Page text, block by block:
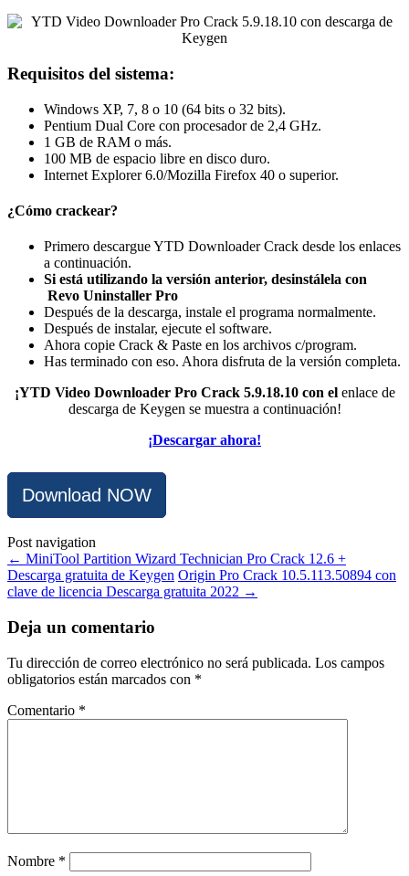
Requisitos del sistema:
Windows XP, 7, 8 o 10 (64 bits o 32 bits).
Pentium Dual Core con procesador de 2,4 GHz.
1 GB de RAM o más.
100 MB de espacio libre en disco duro.
Internet Explorer 6.0/Mozilla Firefox 40 o superior.
¿Cómo crackear?
Primero descargue YTD Downloader Crack desde los enlaces
a continuación.
Si está utilizando la versión anterior, desinstálela con
Revo Uninstaller Pro
Después de la descarga, instale el programa normalmente.
Después de instalar, ejecute el software.
Ahora copie Crack & Paste en los archivos c/program.
Has terminado con eso. Ahora disfruta de la versión completa.
¡YTD Video Downloader Pro Crack 5.9.18.10 con elenlace de
descarga de Keygen se muestra a continuación!
¡Descargar ahora!
Download NOW
Post navigation
← MiniTool Partition Wizard Technician Pro Crack 12.6 +
Descarga gratuita de Keygen Origin Pro Crack 10.5.113.50894 con
clave de licencia Descarga gratuita 2022 →
Deja un comentario
Tu dirección de correo electrónico no será publicada. Los campos
obligatorios están marcados con *
Comentario *
Nombre *